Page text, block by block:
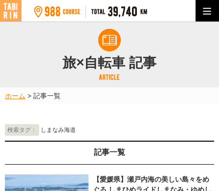
旅×自転車 記事
ホーム > 記事一覧
検索タグ： しまなみ海道
記事一覧
【愛媛県】瀬戸内海の美しい島々をめ